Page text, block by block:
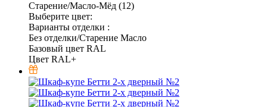
Старение/Масло-Мёд (12)
Выберите цвет:
Варианты отделки :
Без отделки/Старение Масло
Базовый цвет RAL
Цвет RAL+